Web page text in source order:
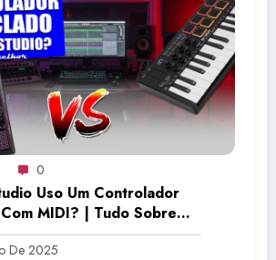
0
Uso Um Controlador
MIDI? | Tudo Sobre
De 2025